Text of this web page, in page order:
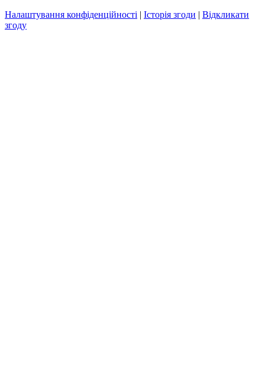
Налаштування конфіденційності | Історія згоди | Відкликати
згоду